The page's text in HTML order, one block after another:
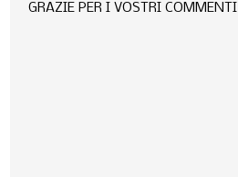
GRAZIE PER I VOSTRI COMMENTI